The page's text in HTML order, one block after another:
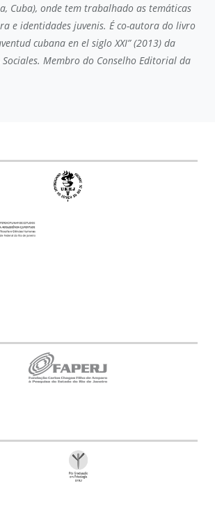
Cuba), onde tem trabalhado as temáticas
e identidades juvenis. É co-autora do livro
cubana en el siglo XXI” (2013) da
Membro do Conselho Editorial da